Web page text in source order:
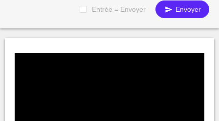
Entrée = Envoyer Envoyer